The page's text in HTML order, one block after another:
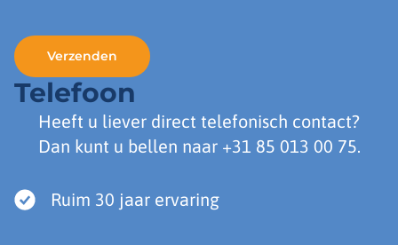
Telefoon
Heeft u liever direct telefonisch contact?
Dan kunt u bellen naar +31 85 013 00 75.
Ruim 30 jaar ervaring